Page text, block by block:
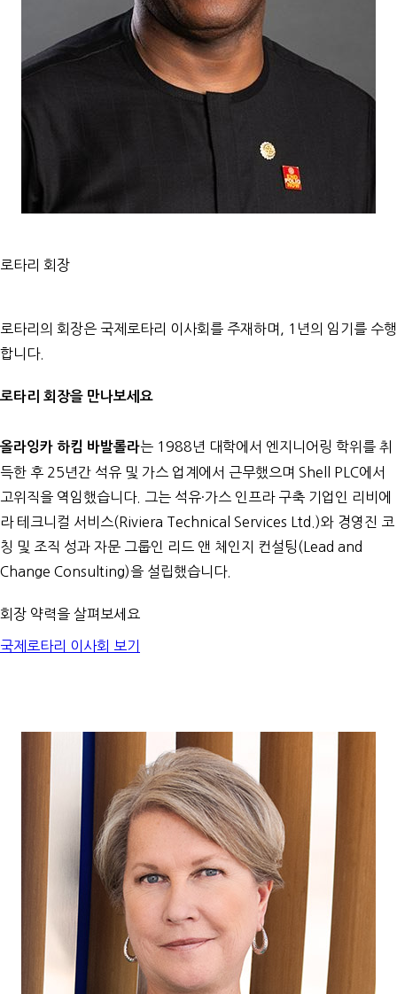
로타리 회장
로타리의 회장은 국제로타리 이사회를 주재하며, 1년의 임기를 수행
합니다.
로타리 회장을 만나보세요
올라잉카 하킴 바발롤라는 1988년 대학에서 엔지니어링 학위를 취
득한 후 25년간 석유 및 가스 업계에서 근무했으며 Shell PLC에서
고위직을 역임했습니다. 그는 석유·가스 인프라 구축 기업인 리비에
라 테크니컬 서비스(Riviera Technical Services Ltd.)와 경영진 코
칭 및 조직 성과 자문 그룹인 리드 앤 체인지 컨설팅(Lead and
Change Consulting)을 설립했습니다.
회장 약력을 살펴보세요
국제로타리 이사회 보기